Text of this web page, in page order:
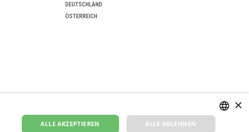
DEUTSCHLAND
ÖSTERREICH
×
ALLE AKZEPTIEREN ALLE ABLEHNEN